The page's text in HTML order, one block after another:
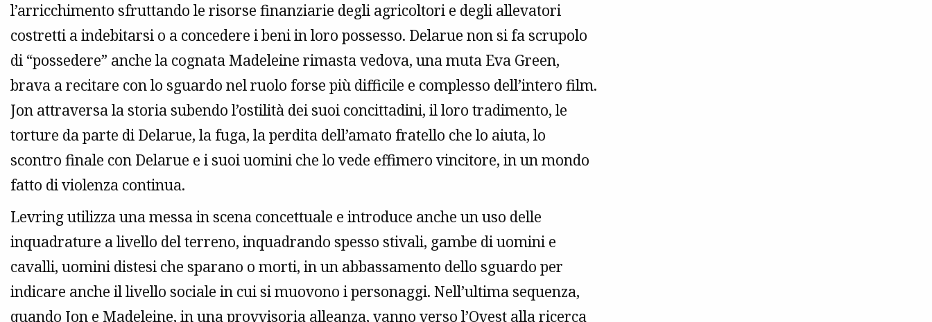
l’arricchimento sfruttando le risorse finanziarie degli agricoltori e degli allevatori
costretti a indebitarsi o a concedere i beni in loro possesso. Delarue non si fa scrupolo
di “possedere” anche la cognata Madeleine rimasta vedova, una muta Eva Green,
brava a recitare con lo sguardo nel ruolo forse più difficile e complesso dell’intero film.
Jon attraversa la storia subendo l’ostilità dei suoi concittadini, il loro tradimento, le
torture da parte di Delarue, la fuga, la perdita dell’amato fratello che lo aiuta, lo
scontro finale con Delarue e i suoi uomini che lo vede effimero vincitore, in un mondo
fatto di violenza continua.
Levring utilizza una messa in scena concettuale e introduce anche un uso delle
inquadrature a livello del terreno, inquadrando spesso stivali, gambe di uomini e
cavalli, uomini distesi che sparano o morti, in un abbassamento dello sguardo per
indicare anche il livello sociale in cui si muovono i personaggi. Nell’ultima sequenza,
quando Jon e Madeleine, in una provvisoria alleanza, vanno verso l’Ovest alla ricerca